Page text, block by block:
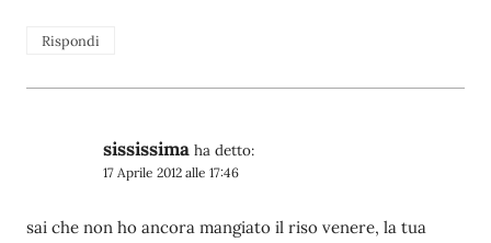
Rispondi
sississima ha detto:
17 Aprile 2012 alle 17:46
sai che non ho ancora mangiato il riso venere, la tua